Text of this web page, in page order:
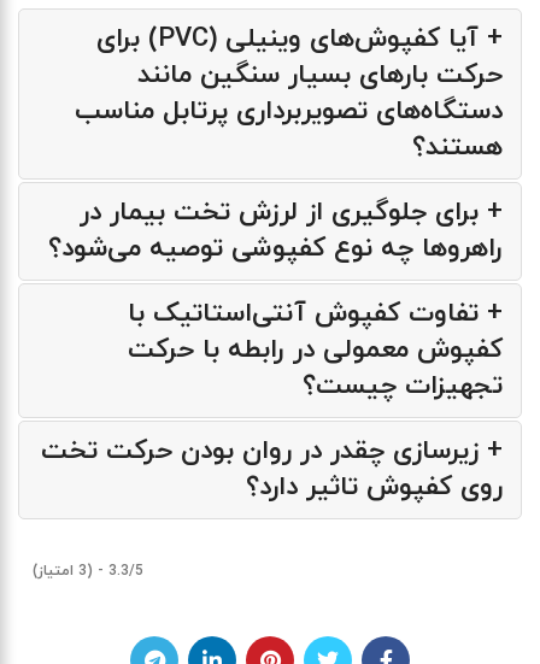
+ آیا کفپوش‌های وینیلی (PVC) برای
حرکت بارهای بسیار سنگین مانند
دستگاه‌های تصویربرداری پرتابل مناسب
هستند؟
+ برای جلوگیری از لرزش تخت بیمار در
راهروها چه نوع کفپوشی توصیه می‌شود؟
+ تفاوت کفپوش آنتی‌استاتیک با
کفپوش معمولی در رابطه با حرکت
تجهیزات چیست؟
+ زیرسازی چقدر در روان بودن حرکت تخت
روی کفپوش تاثیر دارد؟
3.3/5 - (3 امتیاز)